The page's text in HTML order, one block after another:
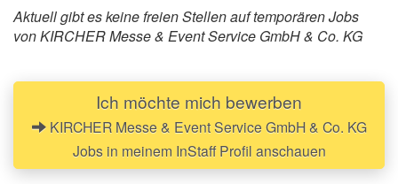
Aktuell gibt es keine freien Stellen auf temporären Jobs
von KIRCHER Messe & Event Service GmbH & Co. KG
Ich möchte mich bewerben
KIRCHER Messe & Event Service GmbH & Co. KG
Jobs in meinem InStaff Profil anschauen